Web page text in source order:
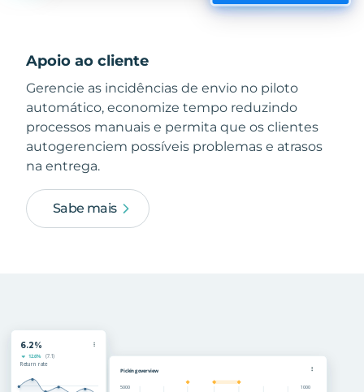
Apoio ao cliente
Gerencie as incidências de envio no piloto
automático, economize tempo reduzindo
processos manuais e permita que os clientes
autogerenciem possíveis problemas e atrasos
na entrega.
Sabe mais